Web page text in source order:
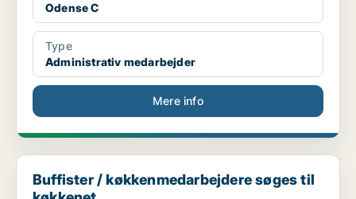
Odense C
Type
Administrativ medarbejder
Mere info
Buffister / køkkenmedarbejdere søges til køkkenet ...
Buffister / køkkenmedarbejdere søges til